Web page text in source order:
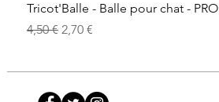
Tricot'Balle - Balle pour chat - PRO
Precio
4,50 € Precio de oferta
2,70 €